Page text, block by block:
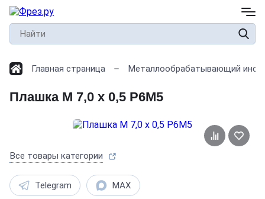
Главная страница Металлообрабатывающий
Плашка М 7,0 х 0,5 Р6М5
Все товары категории
Telegram MAX